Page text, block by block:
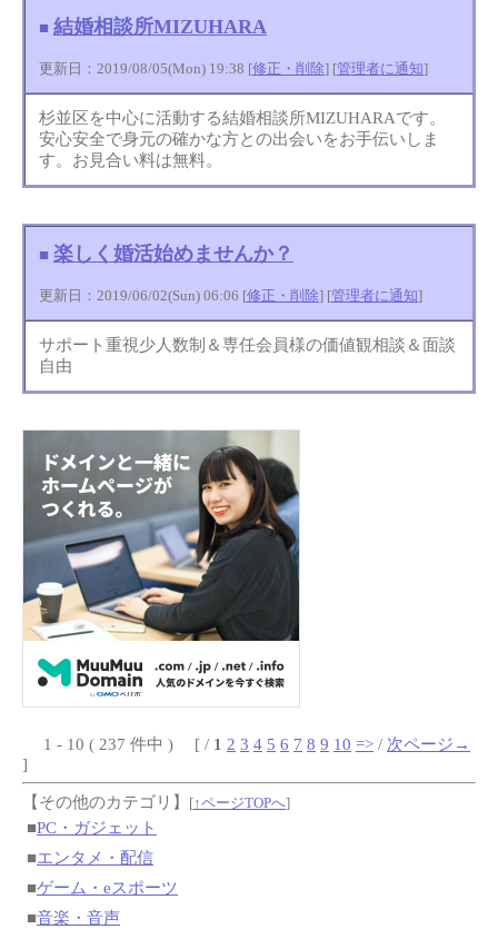
■ 結婚相談所MIZUHARA
更新日：2019/08/05(Mon) 19:38 [修正・削除] [管理者に通知]
杉並区を中心に活動する結婚相談所MIZUHARAです。
安心安全で身元の確かな方との出会いをお手伝いしま
す。お見合い料は無料。
■ 楽しく婚活始めませんか？
更新日：2019/06/02(Sun) 06:06 [修正・削除] [管理者に通知]
サポート重視少人数制＆専任会員様の価値観相談＆面談
自由
1 - 10 ( 237 件中 ) [ / 1 2 3 4 5 6 7 8 9 10 => / 次ページ→
]
【その他のカテゴリ】 [↑ページTOPへ]
■PC・ガジェット
■エンタメ・配信
■ゲーム・eスポーツ
■音楽・音声